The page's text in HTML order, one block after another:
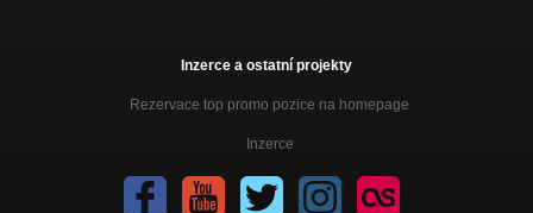
Inzerce a ostatní projekty
Rezervace top promo pozice na homepage
Inzerce